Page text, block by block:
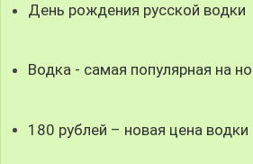
День рождения русской водки
Водка - самая популярная на
180 рублей – новая цена водки